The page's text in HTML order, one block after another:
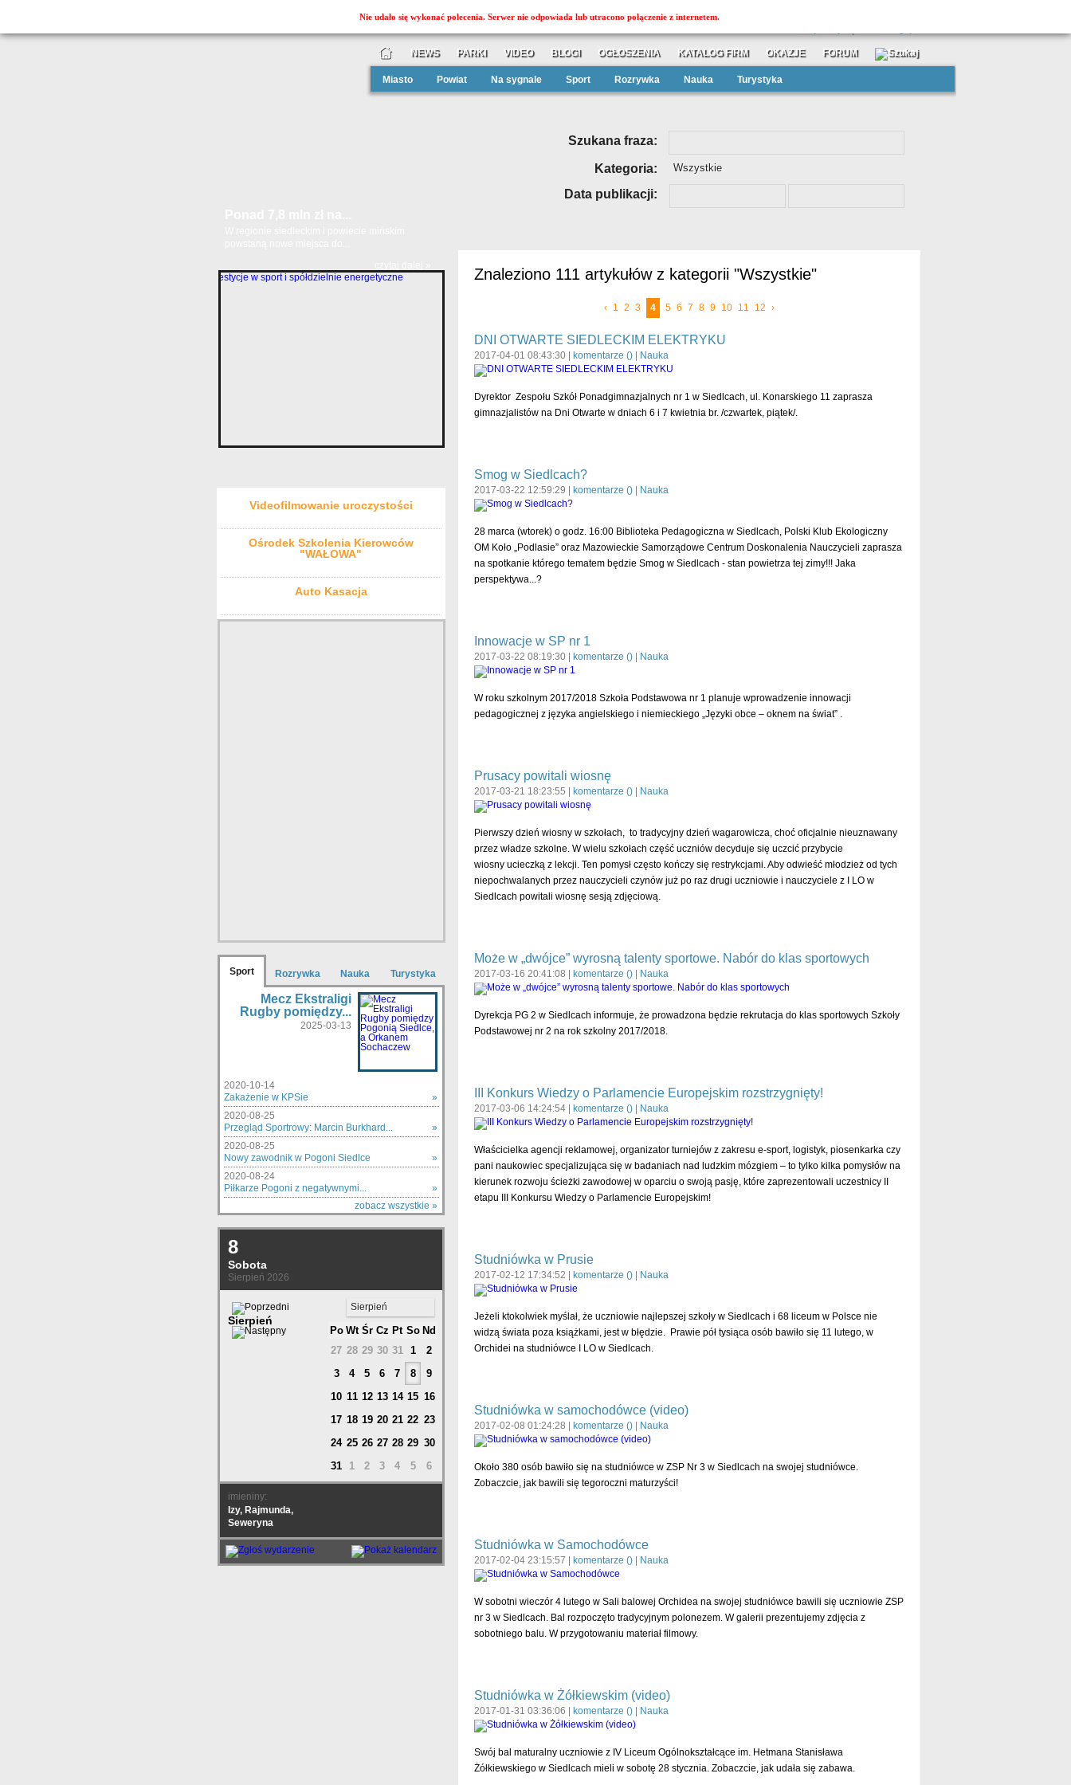
NEWS PARKI VIDEO BLOGI OGŁOSZENIA KATALOG FIRM OKAZJE FORUM
Miasto Powiat Na sygnale Sport Rozrywka Nauka Turystyka
Videofilmowanie uroczystości
Ośrodek Szkolenia Kierowców
"WAŁOWA"
Auto Kasacja
Sport Rozrywka Nauka Turystyka
Mecz Ekstraligi
Rugby pomiędzy...
2025-03-13
2020-10-14
Zakażenie w KPSie
»
2020-08-25
Przegląd Sportrowy: Marcin Burkhard...
»
2020-08-25
Nowy zawodnik w Pogoni Siedlce
»
2020-08-24
Piłkarze Pogoni z negatywnymi...
»
zobacz wszystkie »
8
Sobota
Sierpień 2026
Sierpień
Sierpień
Po Wt Śr Cz Pt So Nd
27 28 29 30 31 1
2
3
4 5 6 7 8
9
10 11 12 13 14 15 16
17 18 19 20 21 22 23
24 25 26 27 28 29 30
31
1 2 3 4 5 6
imieniny:
Izy, Rajmunda,
Seweryna
Szukana fraza:
Kategoria: Wszystkie
Data publikacji:
Znaleziono 111 artykułów z kategorii "Wszystkie"
‹ 1 2 3 4 5 6 7 8 9 10 11 12 ›
DNI OTWARTE SIEDLECKIM ELEKTRYKU
2017-04-01 08:43:30 | komentarze ()| Nauka
Dyrektor Zespołu Szkół Ponadgimnazjalnych nr 1 w Siedlcach, ul. Konarskiego 11 zaprasza
gimnazjalistów na Dni Otwarte w dniach 6 i 7 kwietnia br. /czwartek, piątek/.
Smog w Siedlcach?
2017-03-22 12:59:29 | komentarze ()| Nauka
28 marca (wtorek) o godz. 16:00 Biblioteka Pedagogiczna w Siedlcach, Polski Klub Ekologiczny
OM Koło „Podlasie” oraz Mazowieckie Samorządowe Centrum Doskonalenia Nauczycieli zaprasza
na spotkanie którego tematem będzie Smog w Siedlcach - stan powietrza tej zimy!!! Jaka
perspektywa...?
Innowacje w SP nr 1
2017-03-22 08:19:30 | komentarze ()| Nauka
W roku szkolnym 2017/2018 Szkoła Podstawowa nr 1 planuje wprowadzenie innowacji
pedagogicznej z języka angielskiego i niemieckiego „Języki obce – oknem na świat” .
Prusacy powitali wiosnę
2017-03-21 18:23:55 | komentarze ()| Nauka
Pierwszy dzień wiosny w szkołach, to tradycyjny dzień wagarowicza, choć oficjalnie nieuznawany
przez władze szkolne. W wielu szkołach część uczniów decyduje się uczcić przybycie
wiosny ucieczką z lekcji. Ten pomysł często kończy się restrykcjami. Aby odwieść młodzież od tych
niepochwalanych przez nauczycieli czynów już po raz drugi uczniowie i nauczyciele z I LO w
Siedlcach powitali wiosnę sesją zdjęciową.
Może w „dwójce” wyrosną talenty sportowe. Nabór do klas sportowych
2017-03-16 20:41:08 | komentarze ()| Nauka
Dyrekcja PG 2 w Siedlcach informuje, że prowadzona będzie rekrutacja do klas sportowych Szkoły
Podstawowej nr 2 na rok szkolny 2017/2018.
III Konkurs Wiedzy o Parlamencie Europejskim rozstrzygnięty!
2017-03-06 14:24:54 | komentarze ()| Nauka
Właścicielka agencji reklamowej, organizator turniejów z zakresu e-sport, logistyk, piosenkarka czy
pani naukowiec specjalizująca się w badaniach nad ludzkim mózgiem – to tylko kilka pomysłów na
kierunek rozwoju ścieżki zawodowej w oparciu o swoją pasję, które zaprezentowali uczestnicy II
etapu III Konkursu Wiedzy o Parlamencie Europejskim!
Studniówka w Prusie
2017-02-12 17:34:52 | komentarze ()| Nauka
Jeżeli ktokolwiek myślał, że uczniowie najlepszej szkoły w Siedlcach i 68 liceum w Polsce nie
widzą świata poza książkami, jest w błędzie. Prawie pół tysiąca osób bawiło się 11 lutego, w
Orchidei na studniówce I LO w Siedlcach.
Studniówka w samochodówce (video)
2017-02-08 01:24:28 | komentarze ()| Nauka
Około 380 osób bawiło się na studniówce w ZSP Nr 3 w Siedlcach na swojej studniówce.
Zobaczcie, jak bawili się tegoroczni maturzyści!
Studniówka w Samochodówce
2017-02-04 23:15:57 | komentarze ()| Nauka
W sobotni wieczór 4 lutego w Sali balowej Orchidea na swojej studniówce bawili się uczniowie ZSP
nr 3 w Siedlcach. Bal rozpoczęto tradycyjnym polonezem. W galerii prezentujemy zdjęcia z
sobotniego balu. W przygotowaniu materiał filmowy.
Studniówka w Żółkiewskim (video)
2017-01-31 03:36:06 | komentarze ()| Nauka
Swój bal maturalny uczniowie z IV Liceum Ogólnokształcące im. Hetmana Stanisława
Żółkiewskiego w Siedlcach mieli w sobotę 28 stycznia. Zobaczcie, jak udała się zabawa.
Nie udało się wykonać polecenia. Serwer nie odpowiada lub utracono połączenie z internetem.